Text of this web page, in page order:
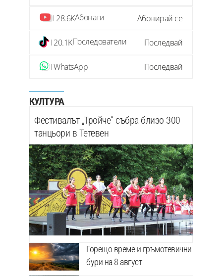
28.6KАбонати Абонирай се
20.1KПоследователи Последвай
WhatsApp Последвай
КУЛТУРА
Фестивалът „Тройче“ събра близо 300
танцьори в Тетевен
Горещо време и гръмотевични
бури на 8 август